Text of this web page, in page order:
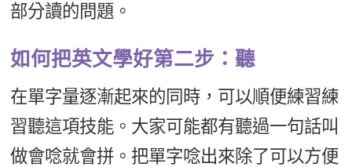
部分讀的問題。
如何把英文學好第二步：聽
在單字量逐漸起來的同時，可以順便練習練
習聽這項技能。大家可能都有聽過一句話叫
做會唸就會拼。把單字唸出來除了可以方便